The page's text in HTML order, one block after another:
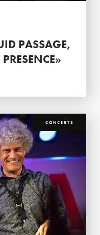
PASSAGE,
CONCERTS